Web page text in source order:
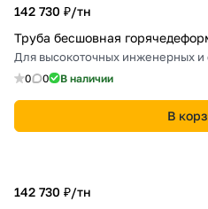
142 730 ₽/тн
Труба бесшовная
Для высокоточных инженерных и
0 0 В наличии
В
142 730 ₽/тн